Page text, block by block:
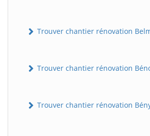
Trouver chantier rénovation
Trouver chantier rénovation
Trouver chantier rénovation